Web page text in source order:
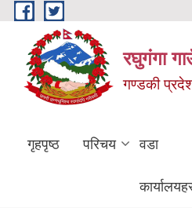
Skip to main content
रघुगंगा
गण्डकी
गृहपृष्ठ परिचय वडा